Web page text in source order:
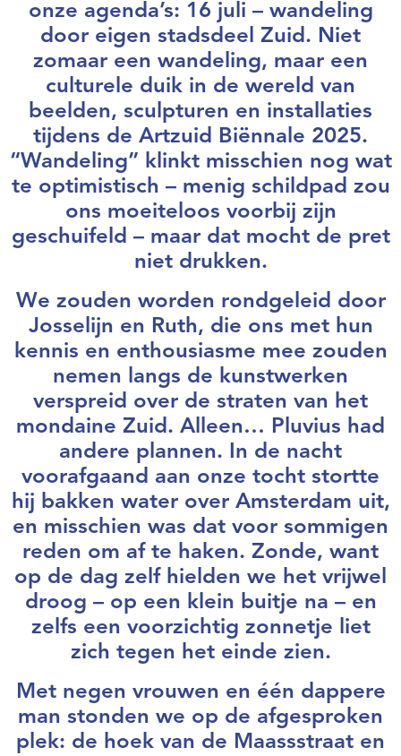
Webshop
Contact
onze agenda’s: 16 juli – wandeling
door eigen stadsdeel Zuid. Niet
zomaar een wandeling, maar een
culturele duik in de wereld van
beelden, sculpturen en installaties
tijdens de Artzuid Biënnale 2025.
“Wandeling” klinkt misschien nog wat
te optimistisch – menig schildpad zou
ons moeiteloos voorbij zijn
geschuifeld – maar dat mocht de pret
niet drukken.
We zouden worden rondgeleid door
Josselijn en Ruth, die ons met hun
kennis en enthousiasme mee zouden
nemen langs de kunstwerken
verspreid over de straten van het
mondaine Zuid. Alleen… Pluvius had
andere plannen. In de nacht
voorafgaand aan onze tocht stortte
hij bakken water over Amsterdam uit,
en misschien was dat voor sommigen
reden om af te haken. Zonde, want
op de dag zelf hielden we het vrijwel
droog – op een klein buitje na – en
zelfs een voorzichtig zonnetje liet
zich tegen het einde zien.
Met negen vrouwen en één dappere
man stonden we op de afgesproken
plek: de hoek van de Maassstraat en